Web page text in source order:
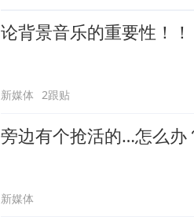
论背景音乐的重要性！！
新媒体 2跟贴
旁边有个抢活的…怎么办
新媒体